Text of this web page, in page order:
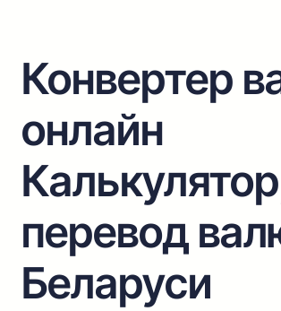
Конвертер
онлайн
перевод
Беларуси